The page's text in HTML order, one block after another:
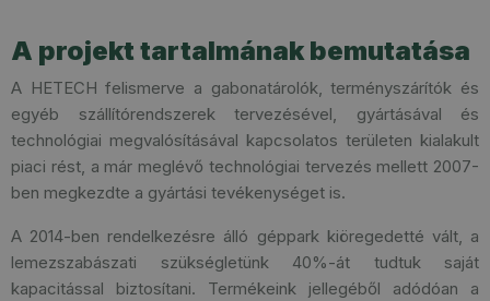
A projekt tartalmának bemutatása
A HETECH felismerve a gabonatárolók, terményszárítók és
egyéb szállítórendszerek tervezésével, gyártásával és
technológiai megvalósításával kapcsolatos területen kialakult
piaci rést, a már meglévő technológiai tervezés mellett 2007-
ben megkezdte a gyártási tevékenységet is.
A 2014-ben rendelkezésre álló géppark kiöregedetté vált, a
lemezszabászati szükségletünk 40%-át tudtuk saját
kapacitással biztosítani. Termékeink jellegéből adódóan a